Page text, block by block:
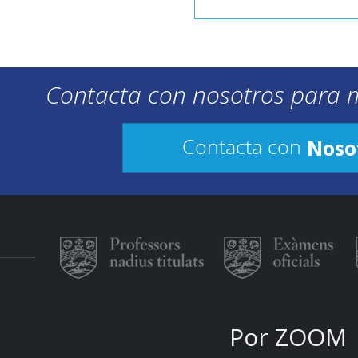
Contacta con nosotros para
Contacta con
Por ZOOM